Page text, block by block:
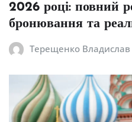
2026 році: повний
бронювання та
Терещенко Владислав